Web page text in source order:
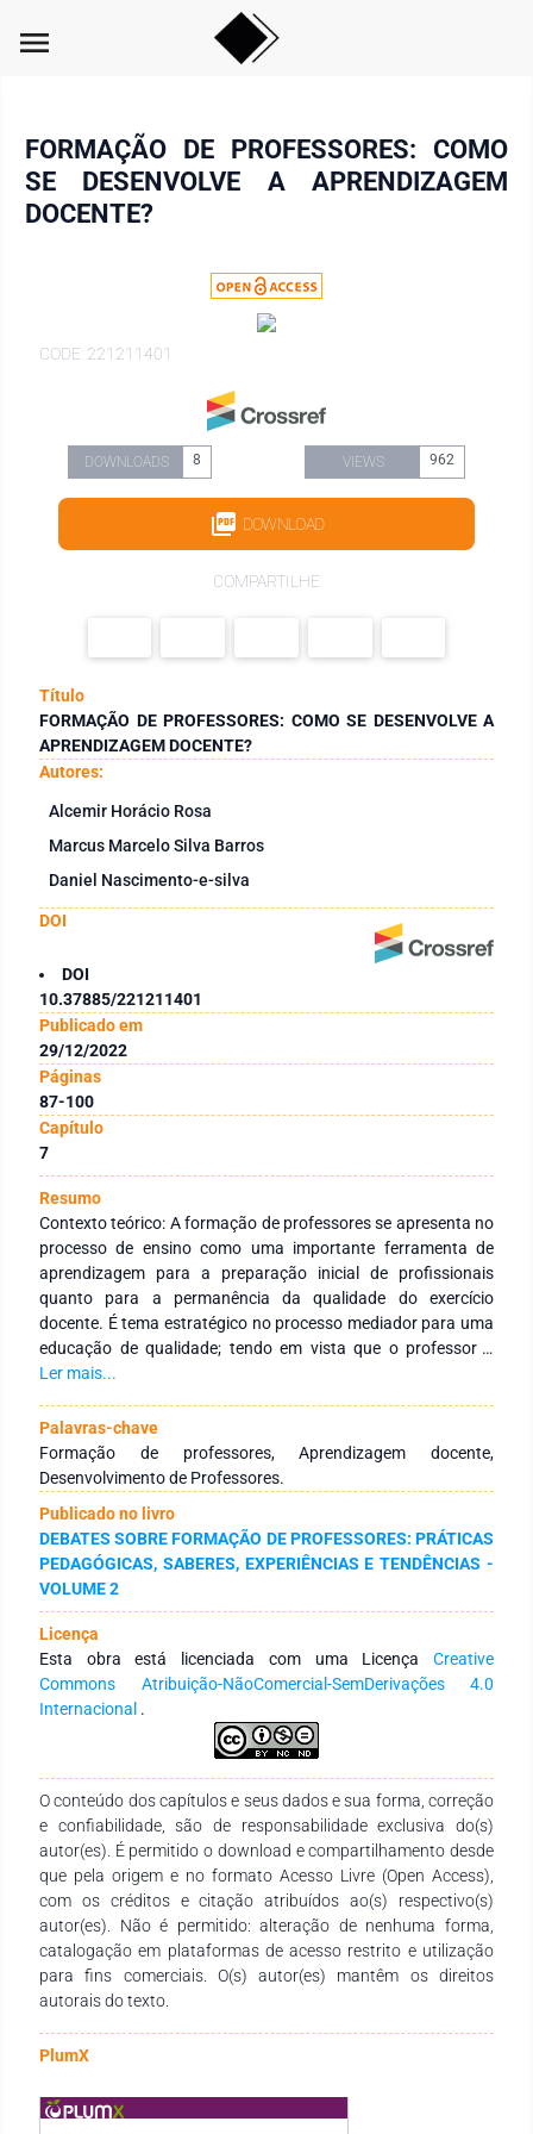
menu
FORMAÇÃO DE PROFESSORES: COMO
SE DESENVOLVE A APRENDIZAGEM
DOCENTE?
CODE: 221211401
DOWNLOADS 8 VIEWS 962
DOWNLOAD
COMPARTILHE
Título
FORMAÇÃO DE PROFESSORES: COMO SE DESENVOLVE A
APRENDIZAGEM DOCENTE?
Autores:
Alcemir Horácio Rosa
Marcus Marcelo Silva Barros
Daniel Nascimento-e-silva
DOI
DOI
10.37885/221211401
Publicado em
29/12/2022
Páginas
87-100
Capítulo
7
Resumo
Contexto teórico: A formação de professores se apresenta no
processo de ensino como uma importante ferramenta de
aprendizagem para a preparação inicial de profissionais
quanto para a permanência da qualidade do exercício
docente. É tema estratégico no processo mediador para uma
educação de qualidade; tendo em vista que o professor é
sujeito efetivo em sala de aula e é através de suas práticas
dar com maior sucesso. Assim, parece válido afirmar que a
aprendizagem da docência representa uma ação fundante na
preparação desses profissionais. Situação problemática: A
aprendizagem docente é um tema que carece de maiores
estudos; por exemplo: como ela acontece? Quais teorias a
envolvem? São debates necessários para se compreender
adequadamente como acontece essa aprendizagem.
Objetivo: com base nesta demanda, o presente trabalho teve
como objetivo compreender como se desenvolve a
aprendizagem de professores. Metodologia: foi utilizado o
Método Científico-Tecnológico através de seus quatro passos
iniciais, a saber: identificação da questão norteadora, coleta
de dados, organização e constituição da resposta.
Resultados: os resultados aportaram que a aprendizagem
ação processual baseada em uma sequência, 3) é
experiencial, e 4) é uma ação interativa que acontece na
interação: sujeito, mundo e meio.
Ler mais...
Palavras-chave
Formação de professores, Aprendizagem docente,
Desenvolvimento de Professores.
Publicado no livro
DEBATES SOBRE FORMAÇÃO DE PROFESSORES: PRÁTICAS
PEDAGÓGICAS, SABERES, EXPERIÊNCIAS E TENDÊNCIAS -
VOLUME 2
Licença
Esta obra está licenciada com uma Licença Creative
Commons Atribuição-NãoComercial-SemDerivações 4.0
Internacional .
O conteúdo dos capítulos e seus dados e sua forma, correção
e confiabilidade, são de responsabilidade exclusiva do(s)
autor(es). É permitido o download e compartilhamento desde
que pela origem e no formato Acesso Livre (Open Access),
com os créditos e citação atribuídos ao(s) respectivo(s)
autor(es). Não é permitido: alteração de nenhuma forma,
catalogação em plataformas de acesso restrito e utilização
para fins comerciais. O(s) autor(es) mantêm os direitos
autorais do texto.
PlumX